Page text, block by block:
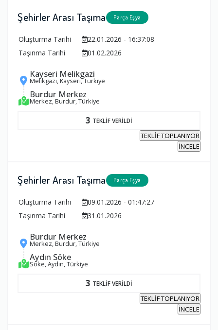
Şehirler Arası Taşıma Parça Eşya
Oluşturma Tarihi
22.01.2026 - 16:37:08
Taşınma Tarihi
01.02.2026
Kayseri Melikgazi
Melikgazi, Kayseri, Türkiye
Burdur Merkez
Merkez, Burdur, Türkiye
3 TEKLİF VERİLDİ
TEKLİF TOPLANIYOR
İNCELE
Şehirler Arası Taşıma Parça Eşya
Oluşturma Tarihi
09.01.2026 - 01:47:27
Taşınma Tarihi
31.01.2026
Burdur Merkez
Merkez, Burdur, Türkiye
Aydın Söke
Söke, Aydın, Türkiye
3 TEKLİF VERİLDİ
TEKLİF TOPLANIYOR
İNCELE